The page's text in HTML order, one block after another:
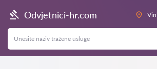
Odvjetnici-hr.com